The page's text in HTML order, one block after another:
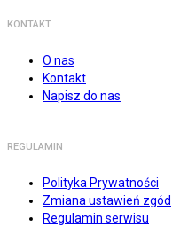
KONTAKT
O nas
Kontakt
Napisz do nas
REGULAMIN
Polityka Prywatności
Zmiana ustawień zgód
Regulamin serwisu